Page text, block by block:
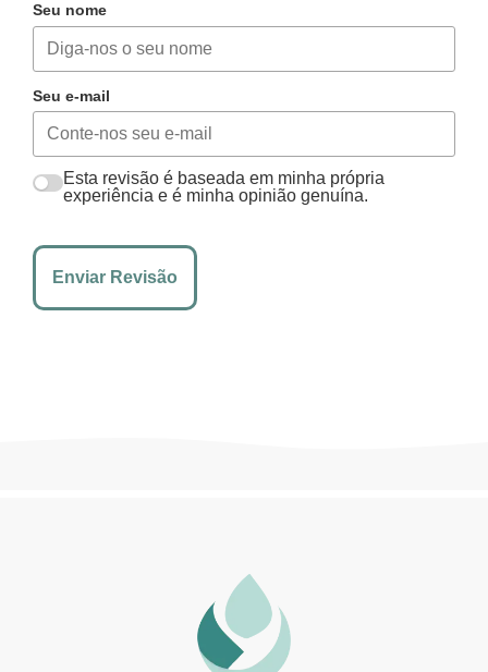
Seu nome
Seu e-mail
Esta revisão é baseada em minha própria
experiência e é minha opinião genuína.
Enviar Revisão